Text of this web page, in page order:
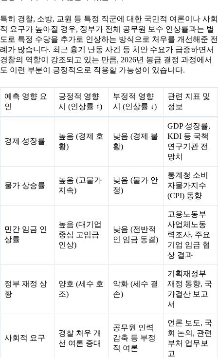
특히 경찰, 소방, 교원 등 특정 직군에 대한 국민적 여론이나 사회
적 요구가 높아질 경우, 정부가 전체 공무원 보수 인상률과는 별
도로 특정 수당을 추가로 인상하는 방식으로 처우를 개선해준 전
례가 많습니다. 최근 흉기 난동 사건 등 치안 수요가 급증하면서
경찰의 역할이 강조되고 있는 만큼, 2026년 봉급 결정 과정에서
도 이런 부분이 긍정적으로 작용할 가능성이 있습니다.
예측 영향 요
인
긍정적 영향
시 (인상률 ↑)
부정적 영향
시 (인상률 ↓)
관련 지표 및
정보
경제 성장률
높음 (경제 호
황)
낮음 (경제 불
황)
GDP 성장률,
KDI 등 국책
연구기관 전
망치
물가 상승률
높음 (고물가
지속)
낮음 (물가 안
정)
통계청 소비
자물가지수
(CPI) 동향
민간 임금 인
상률
높음 (대기업
중심 고임금
인상)
낮음 (전반적
인 임금 동결)
고용노동부
사업체노동
력조사, 주요
기업 임금 협
상 결과
정부 재정 상
황
양호 (세수 호
조)
악화 (세수 결
손)
기획재정부
재정 동향, 국
가결산 보고
서
사회적 요구
경찰 처우 개
선 여론 증대
공무원 인력
감축 등 부정
적 여론
언론 보도, 국
회 논의, 관련
부처 업무보
고